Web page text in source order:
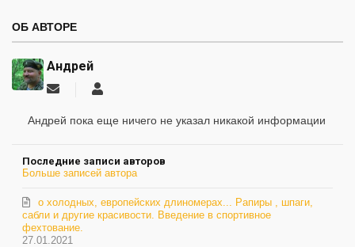
ОБ АВТОРЕ
Андрей
Подписаться
обновление
Андрей пока еще ничего не указал никакой информации
Последние записи авторов
Больше записей автора
27.01.2021
о холодных, европейских длиномерах... Рапиры , шпаги,
сабли и другие красивости. Введение в спортивное
фехтование.